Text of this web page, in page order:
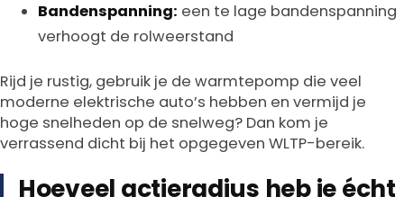
Bandenspanning: een te lage bandenspanning
verhoogt de rolweerstand
Rijd je rustig, gebruik je de warmtepomp die veel
moderne elektrische auto’s hebben en vermijd je
hoge snelheden op de snelweg? Dan kom je
verrassend dicht bij het opgegeven WLTP-bereik.
Hoeveel actieradius heb je écht